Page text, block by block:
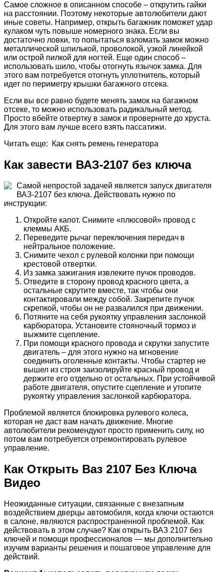
Самое сложное в описанном способе – открутить гайки
на расстоянии. Поэтому некоторые автолюбители дают
иные советы. Например, открыть багажник поможет удар
кулаком чуть повыше номерного знака. Если вы
достаточно ловки, то попытаться взломать замок можно
металлической шпилькой, проволокой, узкой линейкой
или острой пилкой для ногтей. Еще один способ –
использовать шило, чтобы отогнуть язычок замка. Для
этого вам потребуется отогнуть уплотнитель, который
идет по периметру крышки багажного отсека.
Если вы все равно будете менять замок на багажном
отсеке, то можно использовать радикальный метод.
Просто вбейте отвертку в замок и проверните до хруста.
Для этого вам лучше всего взять пассатижи.
Читать еще: Как снять ремень генератора
Как завести ВАЗ-2107 без ключа
Самой непростой задачей является запуск двигателя
ВАЗ-2107 без ключа. Действовать нужно по
инструкции:
Откройте капот. Снимите «плюсовой» провод с
клеммы АКБ.
Переведите рычаг переключения передач в
нейтральное положение.
Снимите чехол с рулевой колонки при помощи
крестовой отвертки.
Из замка зажигания извлеките пучок проводов.
Отведите в сторону провод красного цвета, а
остальные скрутите вместе, так чтобы они
контактировали между собой. Закрепите пучок
скрепкой, чтобы он не развалился при движении.
Потяните на себя рукоятку управления заслонкой
карбюратора. Установите стояночный тормоз и
выжмите сцепление.
При помощи красного провода и скрутки запустите
двигатель – для этого нужно на мгновение
соединить оголенные контакты. Чтобы стартер не
вышел из строя заизолируйте красный провод и
держите его отдельно от остальных. При устойчивой
работе двигателя, опустите сцепление и утопите
рукоятку управления заслонкой карбюратора.
Проблемой является блокировка рулевого колеса,
которая не даст вам начать движение. Многие
автолюбители рекомендуют просто применить силу, но
потом вам потребуется отремонтировать рулевое
управление.
Как Открыть Ваз 2107 Без Ключа
Видео
Неожиданные ситуации, связанные с внезапным
воздействием дверцы автомобиля, когда ключи остаются
в салоне, являются распространенной проблемой. Как
действовать в этом случае? Как открыть ВАЗ 2107 без
ключей и помощи профессионалов — мы дополнительно
изучим варианты решения и пошаговое управление для
действий.